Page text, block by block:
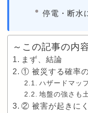
停電・断水
～この記事の内
まず、結論
① 被災する確率
ハザードマッ
地盤の強さも
② 被害が起きに